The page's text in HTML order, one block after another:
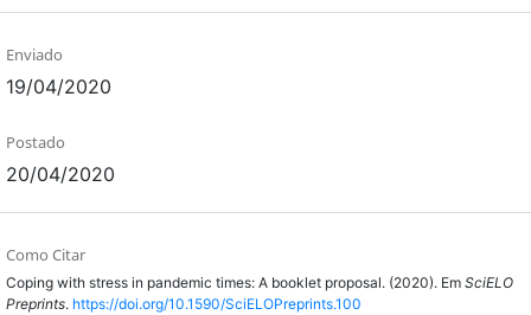
Enviado
19/04/2020
Postado
20/04/2020
Como Citar
Coping with stress in pandemic times: A booklet proposal. (2020). Em SciELO
Preprints. https://doi.org/10.1590/SciELOPreprints.100